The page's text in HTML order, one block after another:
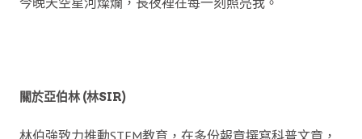
關於亞伯林 (林SIR)
林伯強致力推動STEM教育，在多份報章撰寫科普文章，